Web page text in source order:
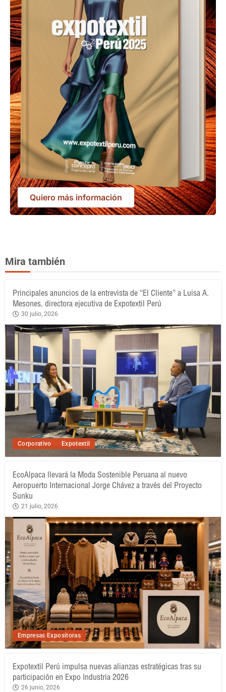
Quiero más información
Mira también
Corporativo Expotextil
Principales anuncios de la entrevista de “El Cliente” a Luisa A.
Mesones, directora ejecutiva de Expotextil Perú
30 julio, 2026
Empresas Expositoras
EcoAlpaca llevará la Moda Sostenible Peruana al nuevo
Aeropuerto Internacional Jorge Chávez a través del Proyecto
Sunku
21 julio, 2026
Expotextil Perú impulsa nuevas alianzas estratégicas tras su
participación en Expo Industria 2026
26 junio, 2026